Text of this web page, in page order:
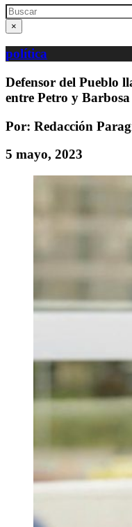
Search
×
política
Defensor del Pueblo
entre Petro y Barbosa
Por: Redacción
5 mayo, 2023